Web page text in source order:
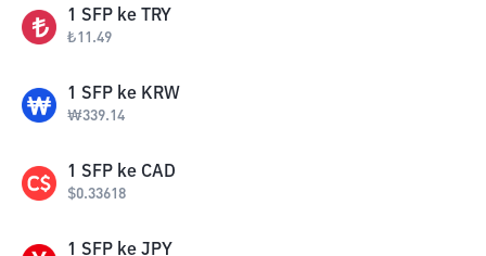
1 SFP ke TRY
₺11.49
1 SFP ke KRW
₩339.14
1 SFP ke CAD
$0.33618
1 SFP ke JPY